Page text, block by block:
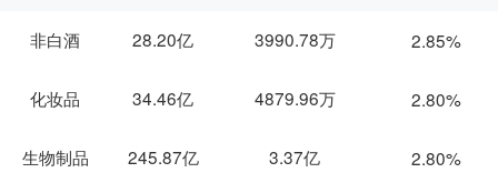
非白酒 28.20亿 3990.78万 2.85%
化妆品 34.46亿 4879.96万 2.80%
生物制品 245.87亿 3.37亿 2.80%